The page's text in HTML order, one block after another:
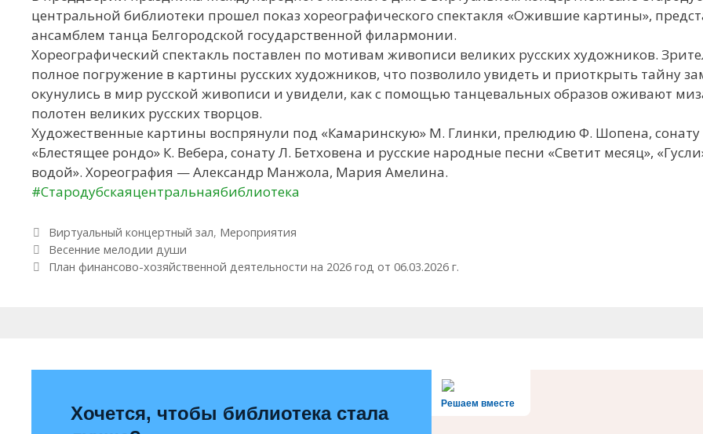
центральной библиотеки прошел показ хореографического спектакля «Ожившие картины»,
ансамблем танца Белгородской государственной филармонии.
Хореографический спектакль поставлен по мотивам живописи великих русских художников.
полное погружение в картины русских художников, что позволило увидеть и приоткрыть тайну
окунулись в мир русской живописи и увидели, как с помощью танцевальных образов оживают
полотен великих русских творцов.
Художественные картины воспрянули под «Камаринскую» М. Глинки, прелюдию Ф. Шопена,
«Блестящее рондо» К. Вебера, сонату Л. Бетховена и русские народные песни «Светит месяц»,
водой». Хореография — Александр Манжола, Мария Амелина.
#Стародубскаяцентральнаябиблиотека
Рубрики
Виртуальный концертный зал, Мероприятия
Навигация по записям
Весенние мелодии души
План финансово-хозяйственной деятельности на 2026 год от 06.03.2026 г.
Решаем вместе
Хочется, чтобы библиотека стала